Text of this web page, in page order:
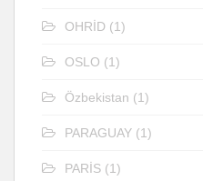
OHRİD (1)
OSLO (1)
Özbekistan (1)
PARAGUAY (1)
PARİS (1)